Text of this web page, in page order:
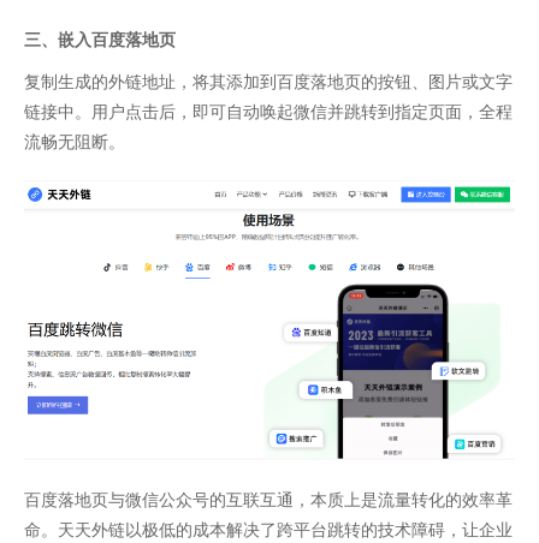
三、嵌入百度落地页
复制生成的外链地址，将其添加到百度落地页的按钮、图片或文字
链接中。用户点击后，即可自动唤起微信并跳转到指定页面，全程
流畅无阻断。
百度落地页与微信公众号的互联互通，本质上是流量转化的效率革
命。天天外链以极低的成本解决了跨平台跳转的技术障碍，让企业